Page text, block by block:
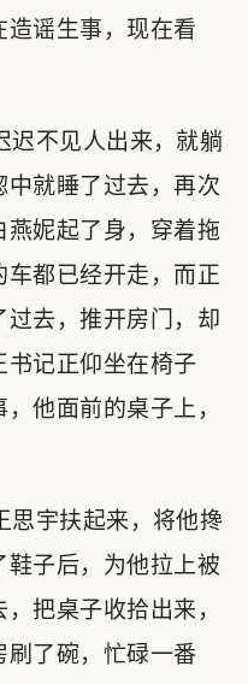
谣生事，现在看
不见人出来，就躺
就睡了过去，再次
燕妮起了身，穿着拖
都已经开走，而正
去，推开房门，却
书记正仰坐在椅子
他面前的桌子上，
宇扶起来，将他搀
子后，为他拉上被
把桌子收拾出来，
了碗，忙碌一番